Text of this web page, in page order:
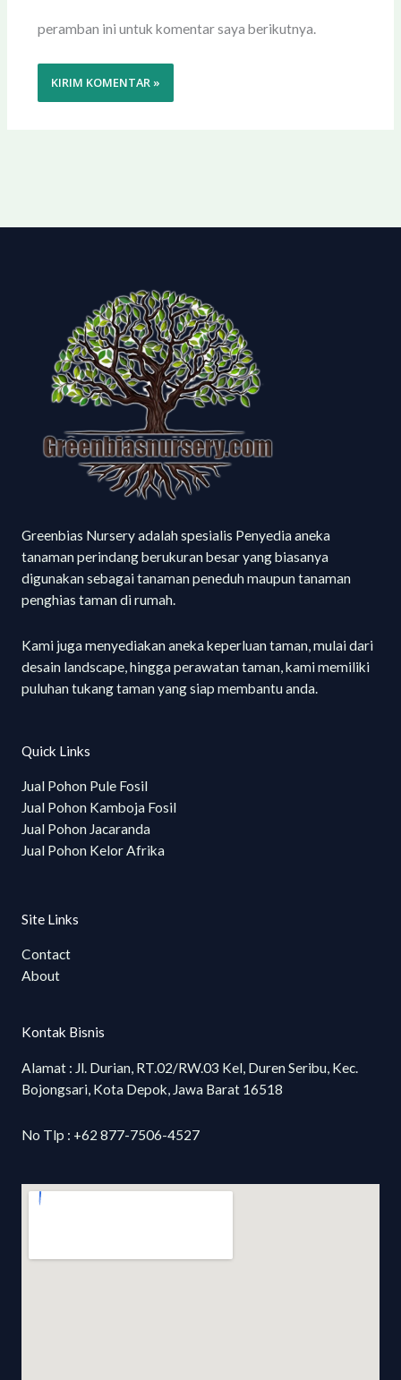
peramban ini untuk komentar saya berikutnya.
Greenbias Nursery adalah spesialis Penyedia aneka
tanaman perindang berukuran besar yang biasanya
digunakan sebagai tanaman peneduh maupun tanaman
penghias taman di rumah.
Kami juga menyediakan aneka keperluan taman, mulai dari
desain landscape, hingga perawatan taman, kami memiliki
puluhan tukang taman yang siap membantu anda.
Quick Links
Jual Pohon Pule Fosil
Jual Pohon Kamboja Fosil
Jual Pohon Jacaranda
Jual Pohon Kelor Afrika
Site Links
Contact
About
Kontak Bisnis
Alamat : Jl. Durian, RT.02/RW.03 Kel, Duren Seribu, Kec.
Bojongsari, Kota Depok, Jawa Barat 16518
No Tlp : +62 877-7506-4527